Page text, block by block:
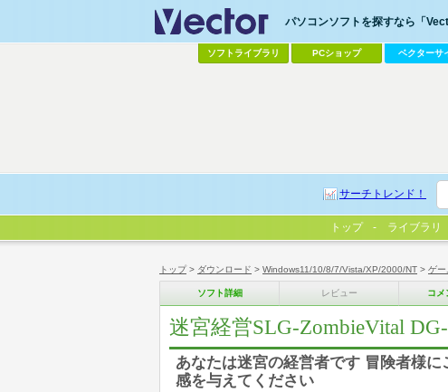
トップ> ダウンロード > Windows11/10/8/7/Vista/XP/2000/NT > ゲー
ソフト詳細 レビュー コメ
迷宮経営SLG-ZombieVital
あなたは迷宮の経営者です 冒険者様
感を与えてください
パソコンソフトを探すなら「
ソフトライブラリ PCショップ ベクターサ
サーチトレンド！
トップ ライブラリ